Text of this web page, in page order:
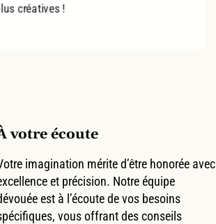
créatives !
votre écoute
imagination mérite d’être honorée avec
et précision. Notre équipe
est à l’écoute de vos besoins
vous offrant des conseils